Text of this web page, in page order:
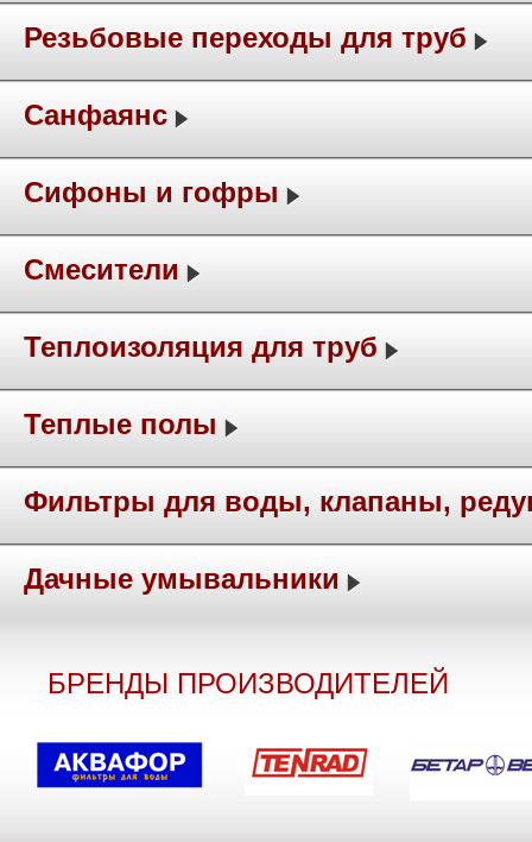
Резьбовые переходы для труб
Санфаянс
Сифоны и гофры
Смесители
Теплоизоляция для труб
Теплые полы
Фильтры для воды, клапаны,
Дачные умывальники
БРЕНДЫ ПРОИЗВОДИТЕЛЕЙ